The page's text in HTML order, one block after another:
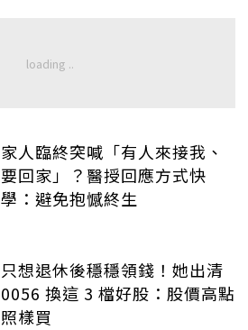
家人臨終突喊「有人來接我、
要回家」？醫授回應方式快
學：避免抱憾終生
只想退休後穩穩領錢！她出清
0056 換這 3 檔好股：股價高點
照樣買